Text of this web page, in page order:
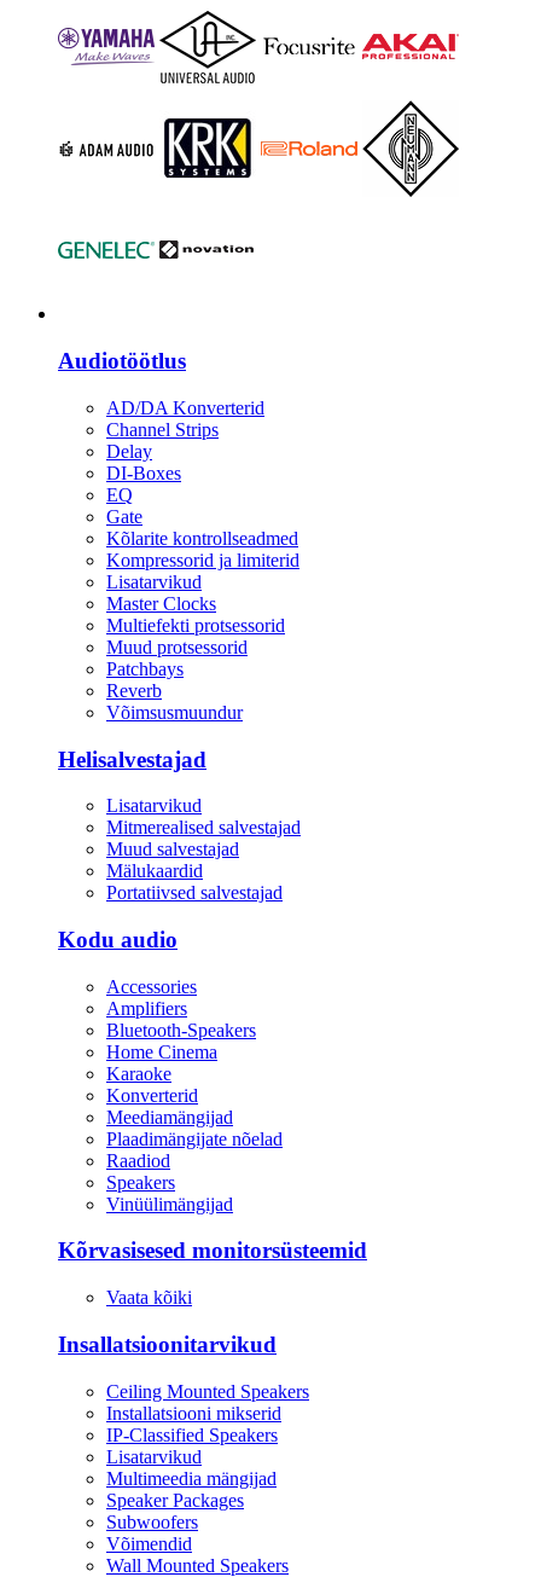
Audiotöötlus
AD/DA Konverterid
Channel Strips
Delay
DI-Boxes
EQ
Gate
Kõlarite kontrollseadmed
Kompressorid ja limiterid
Lisatarvikud
Master Clocks
Multiefekti protsessorid
Muud protsessorid
Patchbays
Reverb
Võimsusmuundur
Helisalvestajad
Lisatarvikud
Mitmerealised salvestajad
Muud salvestajad
Mälukaardid
Portatiivsed salvestajad
Kodu audio
Accessories
Amplifiers
Bluetooth-Speakers
Home Cinema
Karaoke
Konverterid
Meediamängijad
Plaadimängijate nõelad
Raadiod
Speakers
Vinüülimängijad
Kõrvasisesed monitorsüsteemid
Vaata kõiki
Insallatsioonitarvikud
Ceiling Mounted Speakers
Installatsiooni mikserid
IP-Classified Speakers
Lisatarvikud
Multimeedia mängijad
Speaker Packages
Subwoofers
Võimendid
Wall Mounted Speakers